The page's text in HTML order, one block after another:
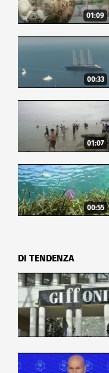
01:09
00:33
01:07
00:55
DI TENDENZA